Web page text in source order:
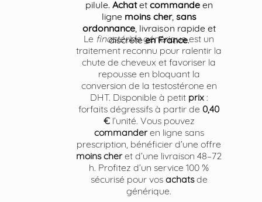
pilule. Achatet commandeen
ligne moins cher, sans
ordonnance, livraison rapide et
discrèteen France.
Le finastéridegénérique est un
traitement reconnu pour ralentir la
chute de cheveux et favoriser la
repousse en bloquant la
conversion de la testostérone en
DHT. Disponible à petit prix:
forfaits dégressifs à partir de 0,40
€l’unité. Vous pouvez
commanderen ligne sans
prescription, bénéficier d’une offre
moins cheret d’une livraison 48–72
h. Profitez d’un service 100 %
sécurisé pour vos achatsde
générique.